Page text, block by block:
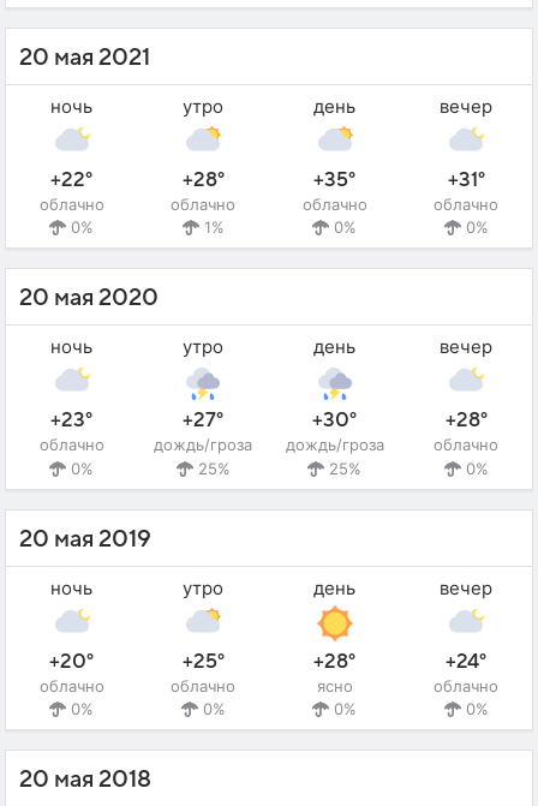
20 мая 2021
ночь
+22°
облачно
0%
утро
+28°
облачно
1%
день
+35°
облачно
0%
вечер
+31°
облачно
0%
20 мая 2020
ночь
+23°
облачно
0%
утро
+27°
дождь/гроза
25%
день
+30°
дождь/гроза
25%
вечер
+28°
облачно
0%
20 мая 2019
ночь
+20°
облачно
0%
утро
+25°
облачно
0%
день
+28°
ясно
0%
вечер
+24°
облачно
0%
20 мая 2018